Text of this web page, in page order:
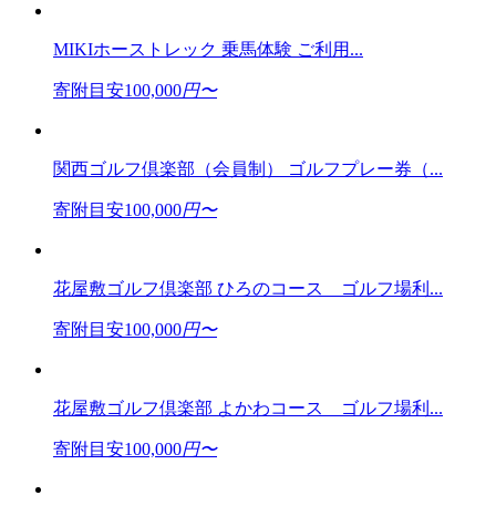
MIKIホーストレック 乗馬体験 ご利用...
寄附目安100,000円〜
関西ゴルフ倶楽部（会員制） ゴルフプレー券（...
寄附目安100,000円〜
花屋敷ゴルフ倶楽部 ひろのコース ゴルフ場利...
寄附目安100,000円〜
花屋敷ゴルフ倶楽部 よかわコース ゴルフ場利...
寄附目安100,000円〜